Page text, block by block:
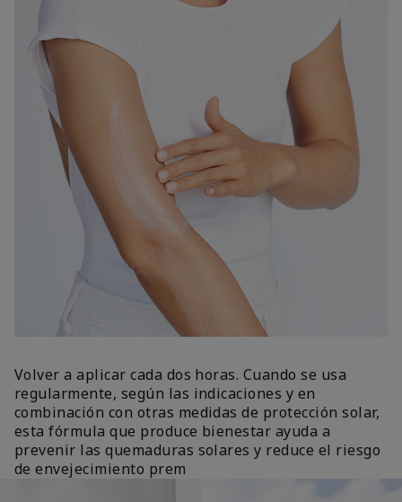
Volver a aplicar cada dos horas. Cuando se usa
regularmente, según las indicaciones y en
combinación con otras medidas de protección solar,
esta fórmula que produce bienestar ayuda a
prevenir las quemaduras solares y reduce el riesgo
de envejecimiento prem